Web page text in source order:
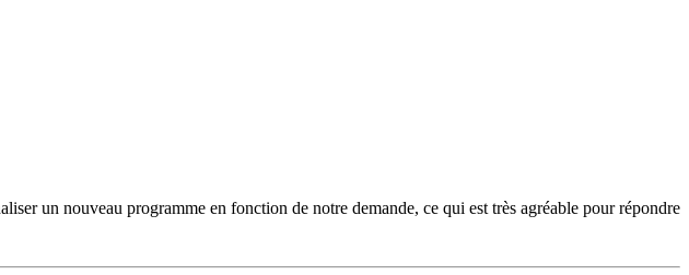
un nouveau programme en fonction de notre demande, ce qui est très agréable pour répondre